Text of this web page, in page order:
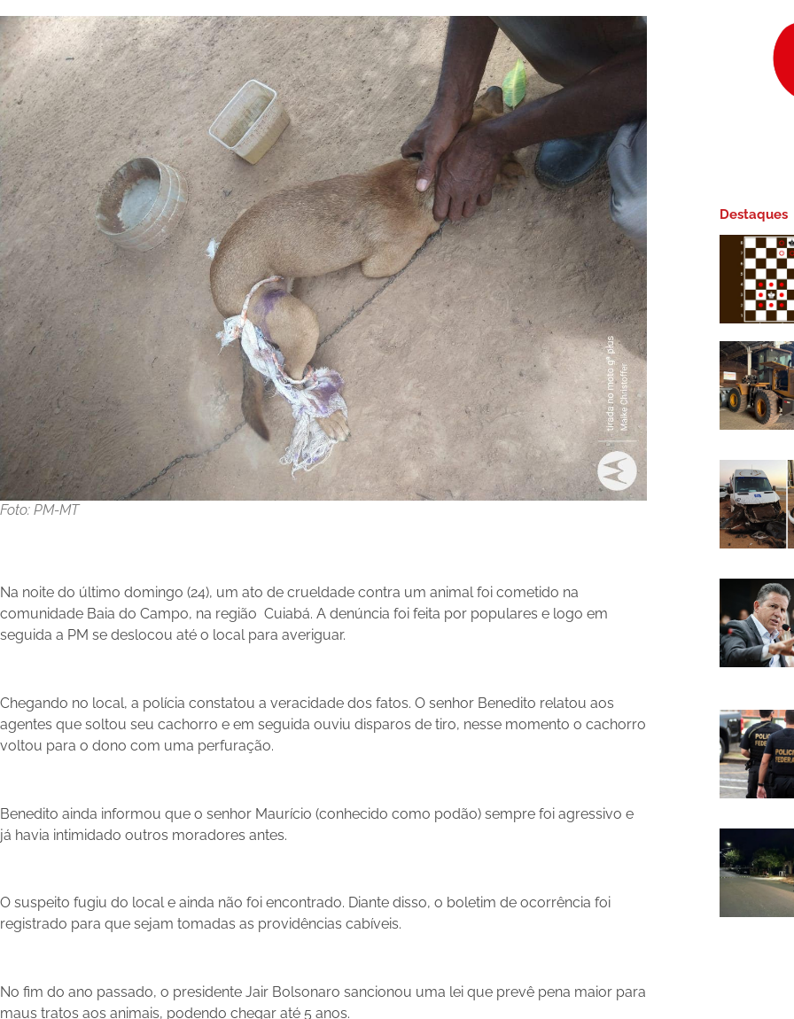
Foto: PM-MT
Na noite do último domingo (24), um ato de crueldade contra um animal foi cometido na
comunidade Baia do Campo, na região Cuiabá. A denúncia foi feita por populares e logo em
seguida a PM se deslocou até o local para averiguar.
Chegando no local, a polícia constatou a veracidade dos fatos. O senhor Benedito relatou aos
agentes que soltou seu cachorro e em seguida ouviu disparos de tiro, nesse momento o cachorro
voltou para o dono com uma perfuração.
Benedito ainda informou que o senhor Maurício (conhecido como podão) sempre foi agressivo e
já havia intimidado outros moradores antes.
O suspeito fugiu do local e ainda não foi encontrado. Diante disso, o boletim de ocorrência foi
registrado para que sejam tomadas as providências cabíveis.
No fim do ano passado, o presidente Jair Bolsonaro sancionou uma lei que prevê pena maior para
maus tratos aos animais, podendo chegar até 5 anos.
Destaques